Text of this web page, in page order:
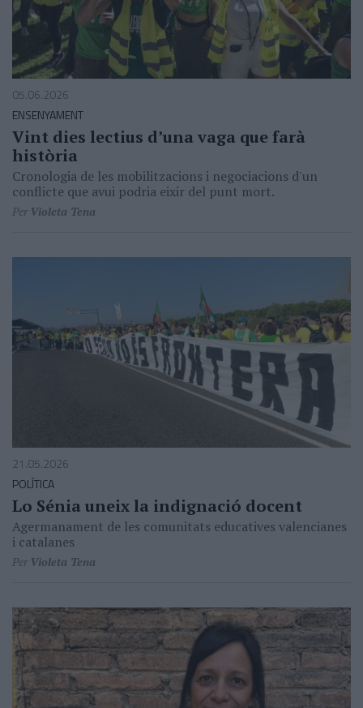
05.06.2026
ENSENYAMENT
Vint dies lectius d’una vaga que farà
història
Cronologia de les mobilitzacions i negociacions d'un
conflicte que avui podria eixir del punt mort.
Per Violeta Tena
21.05.2026
POLÍTICA
Lo Sénia uneix la indignació docent
Agermanament de les comunitats educatives valencianes
i catalanes
Per Violeta Tena